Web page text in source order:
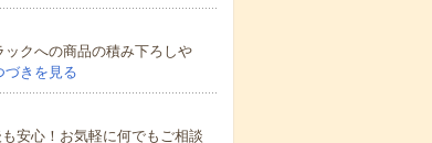
クへの商品の積み下ろしや
づきを見る
安心！お気軽に何でもご相談